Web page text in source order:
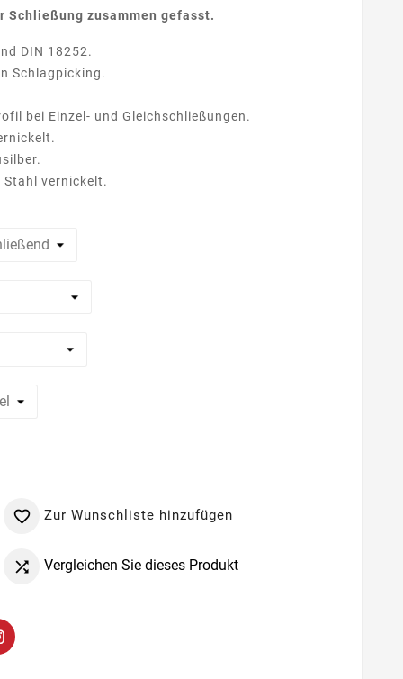
zusammen gefasst.
DIN 18252.
Schlagpicking.
bei Einzel- und Gleichschließungen.
Stahl vernickelt.
 Zur Wunschliste hinzufügen
 Vergleichen Sie dieses Produkt